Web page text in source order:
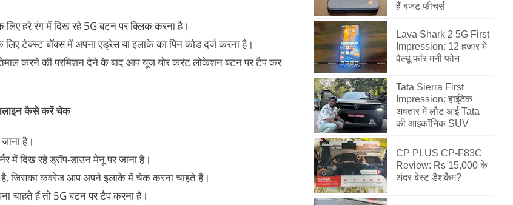
हरे रंग में दिख रहे 5G बटन पर क्लिक करना है।
टेक्स्ट बॉक्स में अपना एड्रेस या इलाके का पिन कोड दर्ज करना है।
करने की परमिशन देने के बाद आप यूज योर करंट लोकेशन बटन पर टैप कर
कैसे करें चेक
है।
में दिख रहे ड्रॉप-डाउन मेनू पर जाना है।
जिसका कवरेज आप अपने इलाके में चेक करना चाहते हैं।
चाहते हैं तो 5G बटन पर टैप करना है।
हैं बजट फीचर्स
Lava Shark 2 5G First
Impression: 12 हजार में
वैल्यू फॉर मनी फोन
Tata Sierra First
Impression: हाईटेक
अवतार में लौट आई Tata
की आइकॉनिक SUV
CP PLUS CP-F83C
Review: Rs 15,000 के
अंदर बेस्ट डैशकैम?